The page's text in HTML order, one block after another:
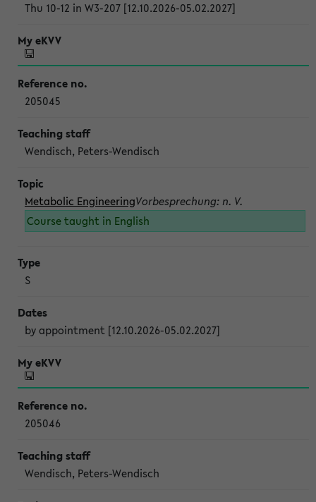
Thu 10-12 in W3-207 [12.10.2026-05.02.2027]
205045
Wendisch, Peters-Wendisch
Metabolic EngineeringVorbesprechung: n. V.
Course taught in English
S
by appointment [12.10.2026-05.02.2027]
205046
Wendisch, Peters-Wendisch